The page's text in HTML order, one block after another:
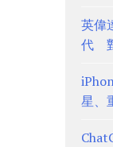
英偉
代
星、